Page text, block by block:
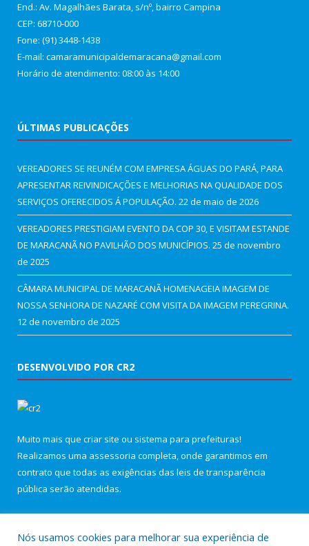
End.: Av. Magalhães Barata, s/nº, bairro Campina
CEP: 68710-000
Fone: (91) 3448-1438
E-mail: camaramunicipaldemaracana@gmail.com
Horário de atendimento: 08:00 às 14:00
ÚLTIMAS PUBLICAÇÕES
VEREADORES SE REUNÉM COM EMPRESA ÁGUAS DO PARÁ, PARA
APRESENTAR REIVINDICAÇÕES E MELHORIAS NA QUALIDADE DOS
SERVIÇOS OFERECIDOS Á POPULAÇÃO. 22 de maio de 2026
VEREADORES PRESTIGIAM EVENTO DA COP 30, E VISITAM ESTANDE
DE MARACANÃ NO PAVILHÃO DOS MUNICÍPIOS. 25 de novembro
de 2025
CÂMARA MUNICIPAL DE MARACANÃ HOMENAGEIA IMAGEM DE
NOSSA SENHORA DE NAZARÉ COM VISITA DA IMAGEM PEREGRINA.
12 de novembro de 2025
DESENVOLVIDO POR CR2
Muito mais que criar site ou sistema para prefeituras!
Realizamos uma assessoria completa, onde garantimos em
contrato que todas as exigências das leis de transparência
pública serão atendidas.
Nós usamos cookies para melhorar sua experiência de